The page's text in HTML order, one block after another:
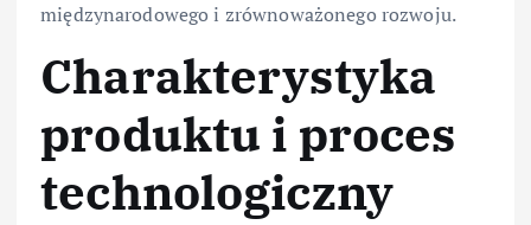
międzynarodowego i zrównoważonego rozwoju.
Charakterystyka
produktu i proces
technologiczny